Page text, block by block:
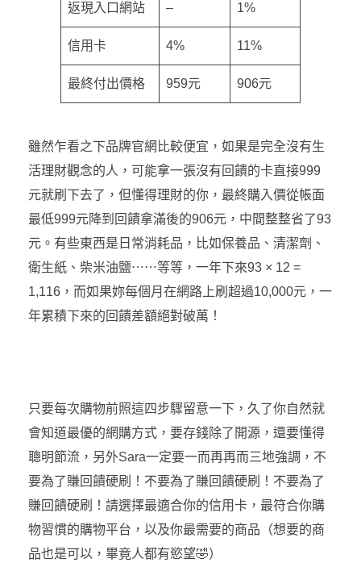
返現入口網站 – 1%
信用卡 4% 11%
最終付出價格 959元 906元
雖然乍看之下品牌官網比較便宜，如果是完全沒有生
活理財觀念的人，可能拿一張沒有回饋的卡直接999
元就刷下去了，但懂得理財的你，最終購入價從帳面
最低999元降到回饋拿滿後的906元，中間整整省了93
元。有些東西是日常消耗品，比如保養品、清潔劑、
衛生紙、柴米油鹽⋯⋯等等，一年下來93 × 12 =
1,116，而如果妳每個月在網路上刷超過10,000元，一
年累積下來的回饋差額絕對破萬！
只要每次購物前照這四步驟留意一下，久了你自然就
會知道最優的網購方式，要存錢除了開源，還要懂得
聰明節流，另外Sara一定要一而再再而三地強調，不
要為了賺回饋硬刷！不要為了賺回饋硬刷！不要為了
賺回饋硬刷！請選擇最適合你的信用卡，最符合你購
物習慣的購物平台，以及你最需要的商品（想要的商
品也是可以，畢竟人都有慾望🤣）